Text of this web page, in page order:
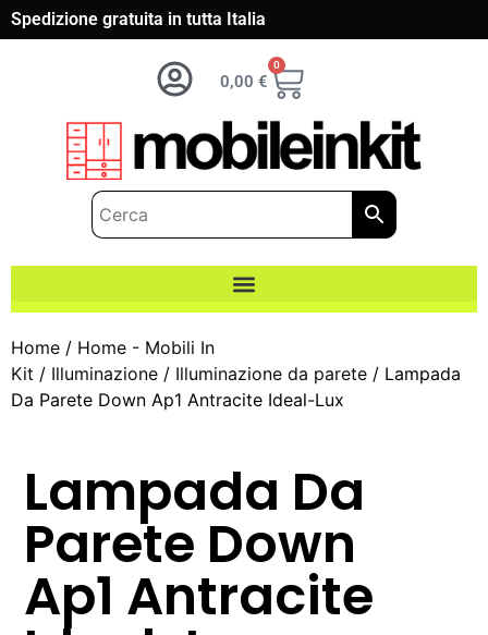
Spedizione gratuita in tutta Italia
0,00 €
0
Home / Home - Mobili In
Kit / Illuminazione / Illuminazione da parete / Lampada
Da Parete Down Ap1 Antracite Ideal-Lux
Lampada Da
Parete Down
Ap1 Antracite